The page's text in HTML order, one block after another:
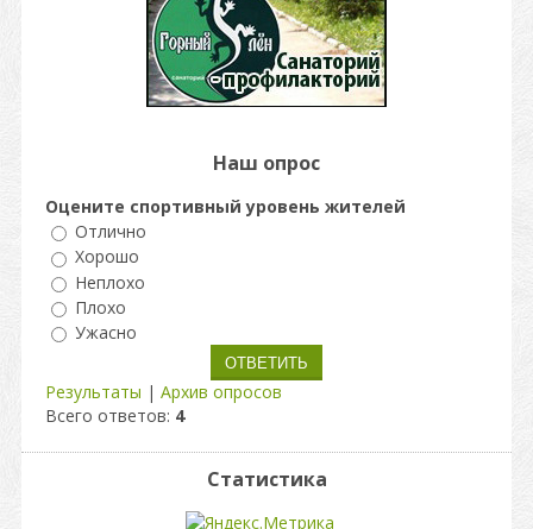
Наш опрос
Оцените спортивный уровень жителей
Отлично
Хорошо
Неплохо
Плохо
Ужасно
Результаты | Архив опросов
Всего ответов: 4
Статистика